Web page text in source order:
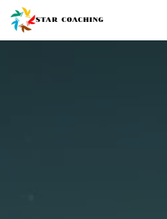
コンテンツへスキップ